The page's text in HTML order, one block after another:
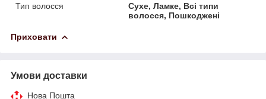
Тип волосся
Сухе, Ламке, Всі типи
волосся, Пошкоджені
Приховати
Умови доставки
Нова Пошта